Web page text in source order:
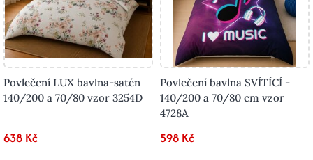
Povlečení LUX bavlna-satén
140/200 a 70/80 vzor 3254D
638 Kč
Povlečení bavlna SVÍTÍCÍ -
140/200 a 70/80 cm vzor
4728A
598 Kč